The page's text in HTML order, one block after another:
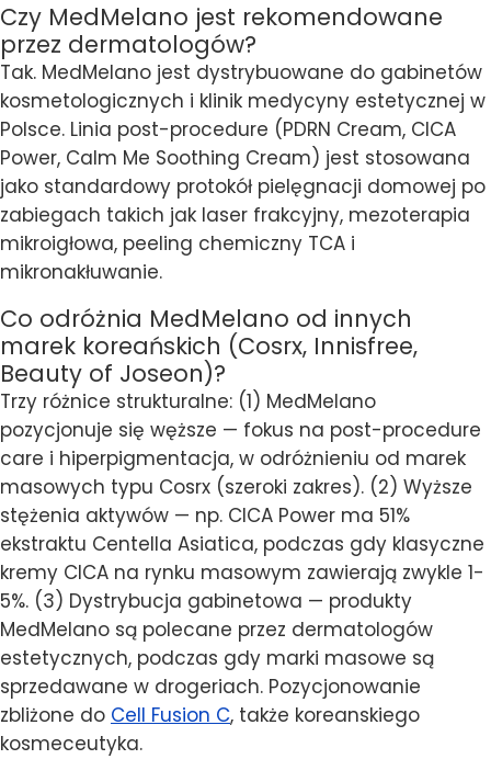
Czy MedMelano jest rekomendowane
przez dermatologów?
Tak. MedMelano jest dystrybuowane do gabinetów
kosmetologicznych i klinik medycyny estetycznej w
Polsce. Linia post-procedure (PDRN Cream, CICA
Power, Calm Me Soothing Cream) jest stosowana
jako standardowy protokół pielęgnacji domowej po
zabiegach takich jak laser frakcyjny, mezoterapia
mikroigłowa, peeling chemiczny TCA i
mikronakłuwanie.
Co odróżnia MedMelano od innych
marek koreańskich (Cosrx, Innisfree,
Beauty of Joseon)?
Trzy różnice strukturalne: (1) MedMelano
pozycjonuje się węższe — fokus na post-procedure
care i hiperpigmentacja, w odróżnieniu od marek
masowych typu Cosrx (szeroki zakres). (2) Wyższe
stężenia aktywów — np. CICA Power ma 51%
ekstraktu Centella Asiatica, podczas gdy klasyczne
kremy CICA na rynku masowym zawierają zwykle 1-
5%. (3) Dystrybucja gabinetowa — produkty
MedMelano są polecane przez dermatologów
estetycznych, podczas gdy marki masowe są
sprzedawane w drogeriach. Pozycjonowanie
zbliżone do Cell Fusion C, także koreanskiego
kosmeceutyka.